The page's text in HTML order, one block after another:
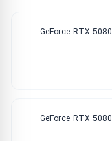
کارت گرافیک گیگابایت مدل GeForce RTX 5080
کارت گرافیک گیگابایت مدل GeForce RTX 5080